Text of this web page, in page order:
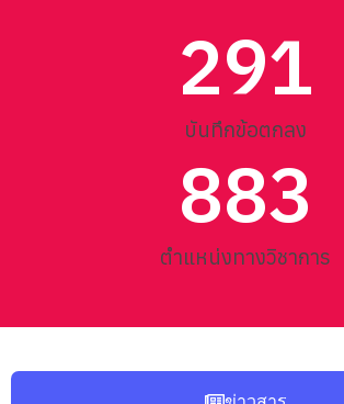
บันทึกข้อตกลง
291
ตำแหน่งทางวิชาการ
883